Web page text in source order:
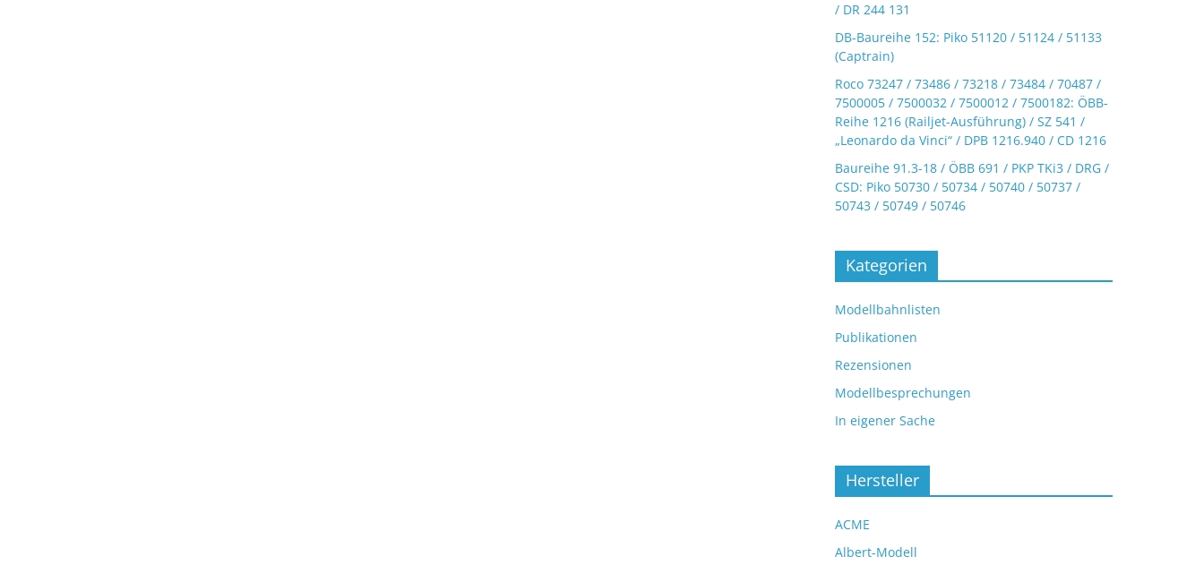
/ DR 244 131
DB-Baureihe 152: Piko 51120 / 51124 / 51133
(Captrain)
Roco 73247 / 73486 / 73218 / 73484 / 70487 /
7500005 / 7500032 / 7500012 / 7500182: ÖBB-
Reihe 1216 (Railjet-Ausführung) / SZ 541 /
„Leonardo da Vinci“ / DPB 1216.940 / CD 1216
Baureihe 91.3-18 / ÖBB 691 / PKP TKi3 / DRG /
CSD: Piko 50730 / 50734 / 50740 / 50737 /
50743 / 50749 / 50746
Kategorien
Modellbahnlisten
Publikationen
Rezensionen
Modellbesprechungen
In eigener Sache
Hersteller
ACME
Albert-Modell